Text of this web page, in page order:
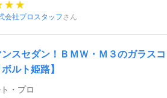
会社プロスタッフさん
スセダン！ＢＭＷ・Ｍ３のガラスコ
ルト姫路】
・プロ